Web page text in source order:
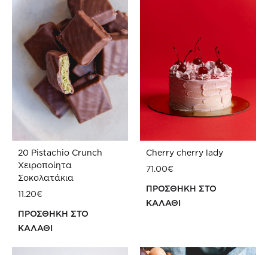
20 Pistachio Crunch
Χειροποίητα
Σοκολατάκια
11.20€
ΠΡΟΣΘΗΚΗ ΣΤΟ
ΚΑΛΑΘΙ
Cherry cherry lady
71.00€
ΠΡΟΣΘΗΚΗ ΣΤΟ
ΚΑΛΑΘΙ